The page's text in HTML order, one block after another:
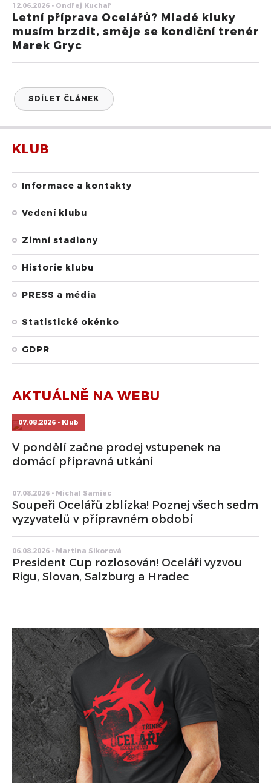
12.06.2026 • Ondřej Kuchař
Letní příprava Ocelářů? Mladé kluky
musím brzdit, směje se kondiční trenér
Marek Gryc
SDÍLET ČLÁNEK
KLUB
Informace a kontakty
Vedení klubu
Zimní stadiony
Historie klubu
PRESS a média
Statistické okénko
GDPR
AKTUÁLNĚ NA WEBU
07.08.2026 • Klub
V pondělí začne prodej vstupenek na
domácí přípravná utkání
07.08.2026 • Michal Samiec
Soupeři Ocelářů zblízka! Poznej všech sedm
vyzyvatelů v přípravném období
06.08.2026 • Martina Sikorová
President Cup rozlosován! Oceláři vyzvou
Rigu, Slovan, Salzburg a Hradec